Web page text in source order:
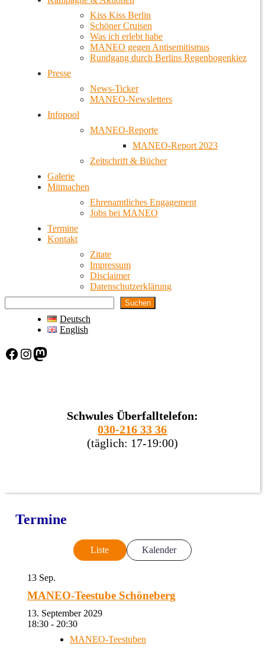
Kiss Kiss Berlin
Schöner Cruisen
Was ich erlebt habe
MANEO gegen Antisemitismus
Rundgang durch Berlins Regenbogenkiez
Presse
News-Ticker
MANEO-Newsletters
Infopool
MANEO-Reporte
MANEO-Report 2023
Zeitschrift & Bücher
Galerie
Mitmachen
Ehrenamtliches Engagement
Jobs bei MANEO
Termine
Kontakt
Zitate
Impressum
Disclaimer
Datenschutzerklärung
Suchen
Deutsch
English
Facebook Instagram Mastodon
Schwules Überfalltelefon:
030-216 33 36
(täglich: 17-19:00)
Termine
Liste Kalender
13 Sep.
MANEO-Teestube Schöneberg
13. September 2029
18:30 - 20:30
MANEO-Teestuben